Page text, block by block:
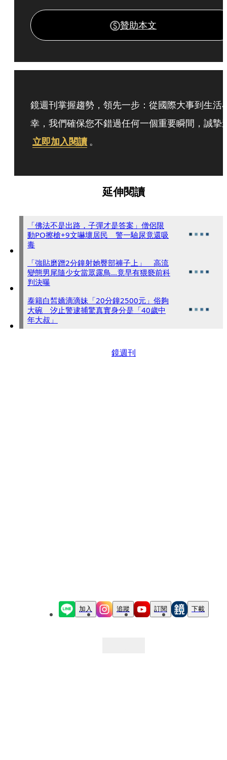
贊助本文
鏡週刊掌握趨勢，領先一步：從國際大事到生活
幸，我們確保您不錯過任何一個重要瞬間，誠摯
立即加入閱讀 。
延伸閱讀
「佛法不是出路，子彈才是答案」僧侶限
動PO擦槍+9文嚇壞居民 警一驗尿竟還吸
毒
「強貼磨蹭2分鐘射她臀部褲子上」 高流
變態男尾隨少女當眾露鳥...竟早有猥褻前科
判決曝
泰籍白皙嬌滴滴妹「20分鐘2500元」俗夠
大碗 汐止警逮捕驚真實身分是「40歲中
年大叔」
鏡週刊
加入 追蹤 訂閱 下載